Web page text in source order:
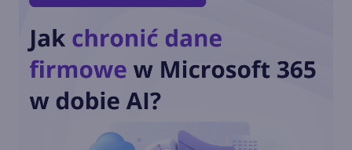
Generatywna AI na co
czwartym laptopie w 2024 r.
Kiedy zdominuje rynek?
Microsoft opatentował